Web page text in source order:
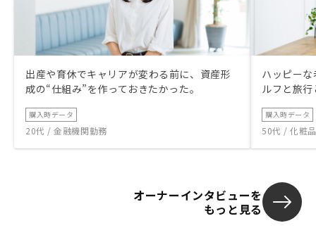
出産や育休でキャリアが変わる前に、資産形
成の“仕組み”を作っておきたかった。
購入時データ
20代 / 金融機関勤務
ハッピー
ルフと旅
購入時データ
50代 / 化粧
オーナーインタビューを
もっと見る